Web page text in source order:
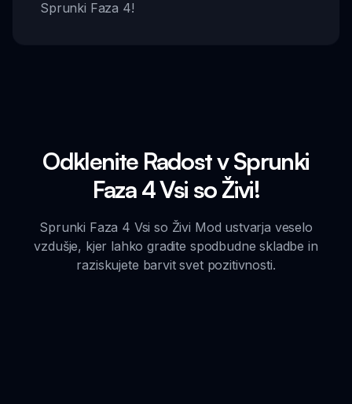
Sprunki Faza 4!
Odklenite Radost v Sprunki
Faza 4 Vsi so Živi!
Sprunki Faza 4 Vsi so Živi Mod ustvarja veselo
vzdušje, kjer lahko gradite spodbudne skladbe in
raziskujete barvit svet pozitivnosti.